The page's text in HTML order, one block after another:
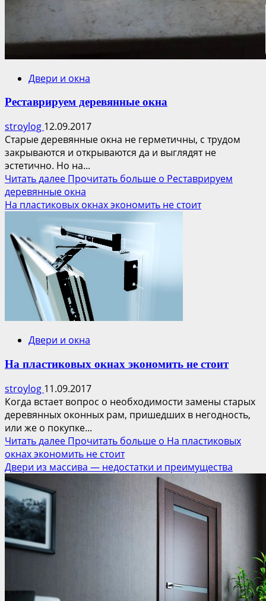
Двери и окна
Реставрируем деревянные окна
stroylog 12.09.2017
Старые деревянные окна не герметичны, с трудом
закрываются и открываются да и выглядят не
эстетично. Но на...
Читать далее Прочитать больше о Реставрируем
деревянные окна
На пластиковых окнах экономить не стоит
Двери и окна
На пластиковых окнах экономить не стоит
stroylog 11.09.2017
Когда встает вопрос о необходимости замены старых
деревянных оконных рам, пришедших в негодность,
или же о покупке...
Читать далее Прочитать больше о На пластиковых
окнах экономить не стоит
Двери из массива — недостатки и преимущества